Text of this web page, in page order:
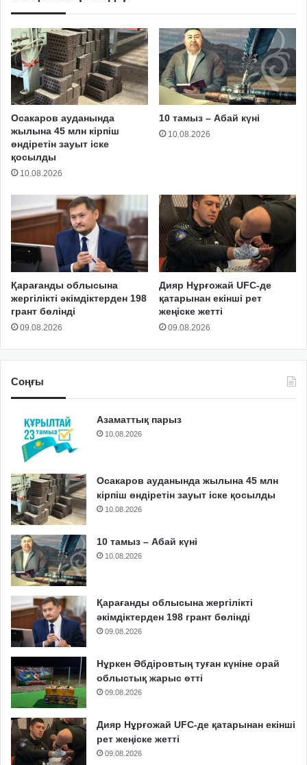
Осакаров ауданында
жылына 45 млн кірпіш
өндіретін зауыт іске
қосылды
10.08.2026
10 тамыз – Абай күні
10.08.2026
Қарағанды облысына
жергілікті әкімдіктерден 198
грант бөлінді
09.08.2026
Дияр Нұрғожай UFC-де
қатарынан екінші рет
жеңіске жетті
09.08.2026
Соңғы
Азаматтық парыз
10.08.2026
Осакаров ауданында жылына 45 млн
кірпіш өндіретін зауыт іске қосылды
10.08.2026
10 тамыз – Абай күні
10.08.2026
Қарағанды облысына жергілікті
әкімдіктерден 198 грант бөлінді
09.08.2026
Нұркен Әбдіровтың туған күніне орай
облыстық жарыс өтті
09.08.2026
Дияр Нұрғожай UFC-де қатарынан екінші
рет жеңіске жетті
09.08.2026